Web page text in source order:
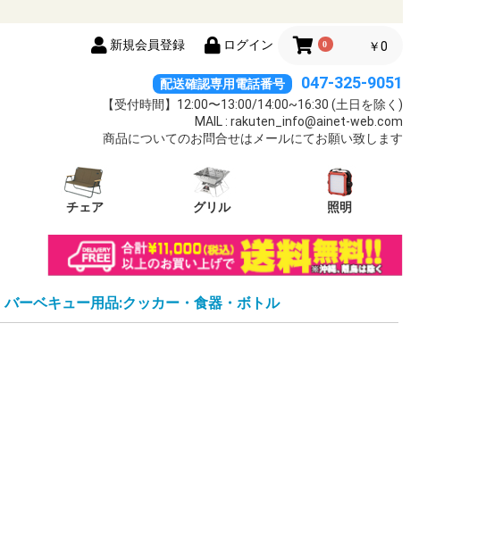
0 ￥0
新規会員登録 ログイン
配送確認専用電話番号 047-325-9051
【受付時間】12:00〜13:00/14:00~16:30 (土日を除く)
MAIL : rakuten_info@ainet-web.com
商品についてのお問合せはメールにてお願い致します
チェア グリル 照明
ーベキュー用品:クッカー・食器・ボトル